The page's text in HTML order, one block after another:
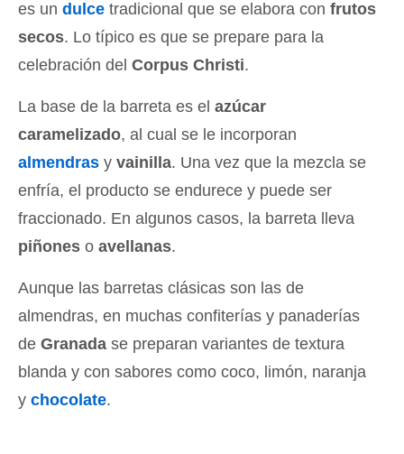
es un dulce tradicional que se elabora con frutos
secos. Lo típico es que se prepare para la
celebración del Corpus Christi.
La base de la barreta es el azúcar
caramelizado, al cual se le incorporan
almendras y vainilla. Una vez que la mezcla se
enfría, el producto se endurece y puede ser
fraccionado. En algunos casos, la barreta lleva
piñones o avellanas.
Aunque las barretas clásicas son las de
almendras, en muchas confiterías y panaderías
de Granada se preparan variantes de textura
blanda y con sabores como coco, limón, naranja
y chocolate.